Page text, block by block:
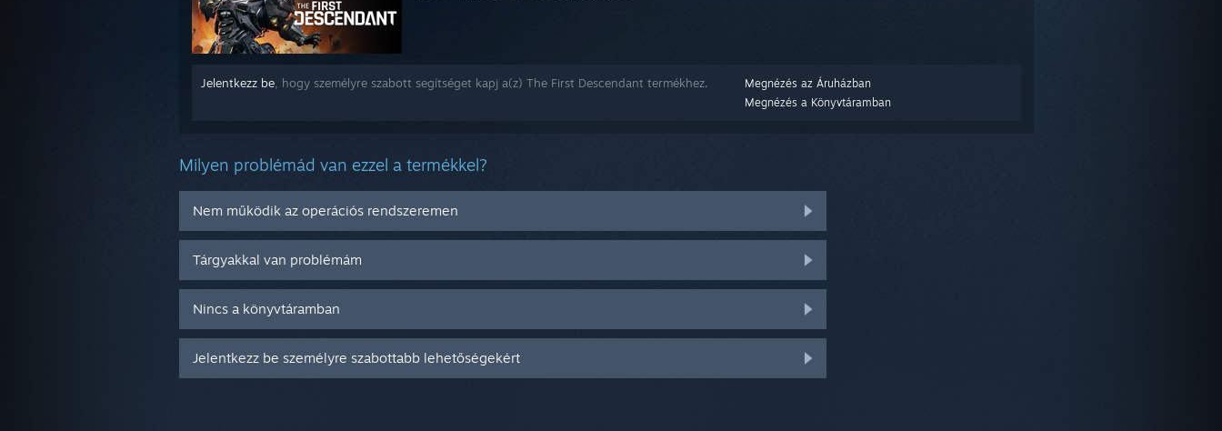
Megnézés az Áruházban
Megnézés a Könyvtáramban
Jelentkezz be , hogy személyre szabott segítséget kapj a(z) The First Descendant termékhez.
Milyen problémád van ezzel a termékkel?
Nem működik az operációs rendszeremen
Tárgyakkal van problémám
Nincs a könyvtáramban
Jelentkezz be személyre szabottabb lehetőségekért